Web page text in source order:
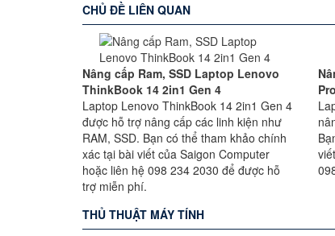
CHỦ ĐỀ LIÊN QUAN
Nâng cấp Ram, SSD Laptop Lenovo
ThinkBook 14 2in1 Gen 4
Laptop Lenovo ThinkBook 14 2in1 Gen 4
được hỗ trợ nâng cấp các linh kiện như
RAM, SSD. Bạn có thể tham khảo chính
xác tại bài viết của Saigon Computer
hoặc liên hệ 098 234 2030 để được hỗ
trợ miễn phí.
THỦ THUẬT MÁY TÍNH